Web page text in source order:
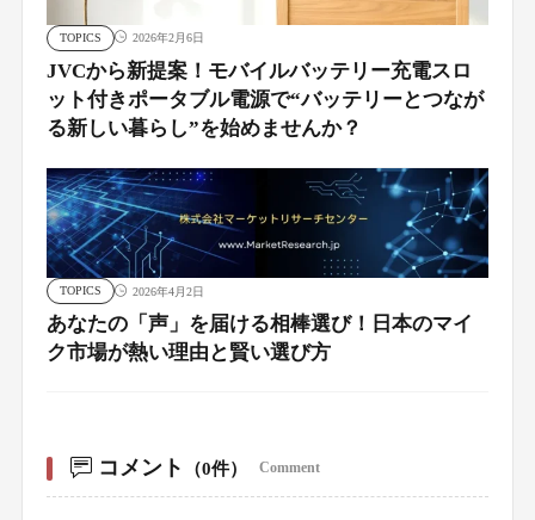
TOPICS 2026年2月6日
JVCから新提案！モバイルバッテリー充電スロ
ット付きポータブル電源で“バッテリーとつなが
る新しい暮らし”を始めませんか？
TOPICS 2026年4月2日
あなたの「声」を届ける相棒選び！日本のマイ
ク市場が熱い理由と賢い選び方
コメント （0件） Comment